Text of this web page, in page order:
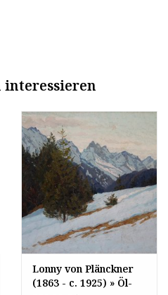
interessieren
Lonny von Plänckner
(1863 - c. 1925) » Öl-